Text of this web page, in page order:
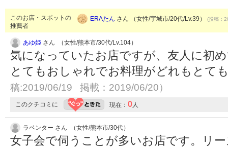
このお店・スポットの
推薦者
ERAたん さん （女性/宇城市/20代/Lv.39） (投稿：
あゆ姫 さん （女性/熊本市/30代/Lv.104）
気になっていたお店ですが、友人に初
とてもおしゃれでお料理がどれもとて
稿:2019/06/19 掲載：2019/06/20）
このクチコミに 現在： 0 人
ラベンター さん （女性/熊本市/30代）
女子会で伺うことが多いお店です。リ